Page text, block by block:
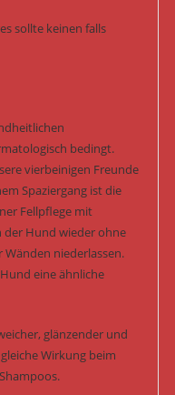
sollte keinen falls
bedingt.
vierbeinigen Freunde
Spaziergang ist die
Fellpflege mit
der Hund wieder ohne
Wänden niederlassen.
eine ähnliche
glänzender und
Wirkung beim